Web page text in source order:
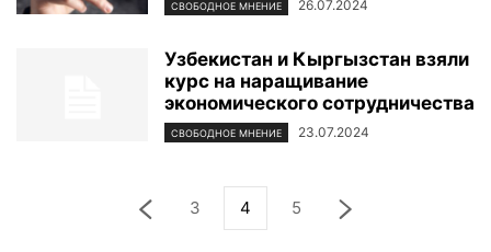
СВОБОДНОЕ МНЕНИЕ 26.07.2024
Узбекистан и Кыргызстан взяли
курс на наращивание
экономического сотрудничества
СВОБОДНОЕ МНЕНИЕ 23.07.2024
3 4 5